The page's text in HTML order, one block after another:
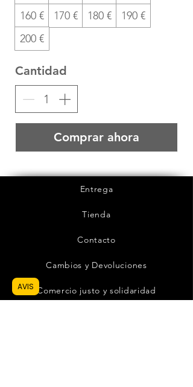
160 €
170 € 180 €
190 €
200 €
Cantidad
Comprar ahora
Entrega
Tienda
Contacto
Cambios y Devoluciones
Comercio justo y solidaridad
AVIS